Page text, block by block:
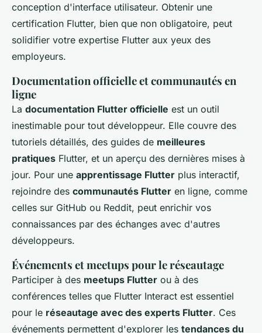
conception d'interface utilisateur. Obtenir une
certification Flutter, bien que non obligatoire, peut
solidifier votre expertise Flutter aux yeux des
employeurs.
Documentation officielle et communautés en
ligne
La documentation Flutter officielle est un outil
inestimable pour tout développeur. Elle couvre des
tutoriels détaillés, des guides de meilleures
pratiques Flutter, et un aperçu des dernières mises à
jour. Pour une apprentissage Flutter plus interactif,
rejoindre des communautés Flutter en ligne, comme
celles sur GitHub ou Reddit, peut enrichir vos
connaissances par des échanges avec d'autres
développeurs.
Événements et meetups pour le réseautage
Participer à des meetups Flutter ou à des
conférences telles que Flutter Interact est essentiel
pour le réseautage avec des experts Flutter. Ces
événements permettent d'explorer les tendances du